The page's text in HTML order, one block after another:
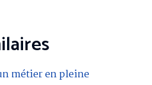
métier en pleine